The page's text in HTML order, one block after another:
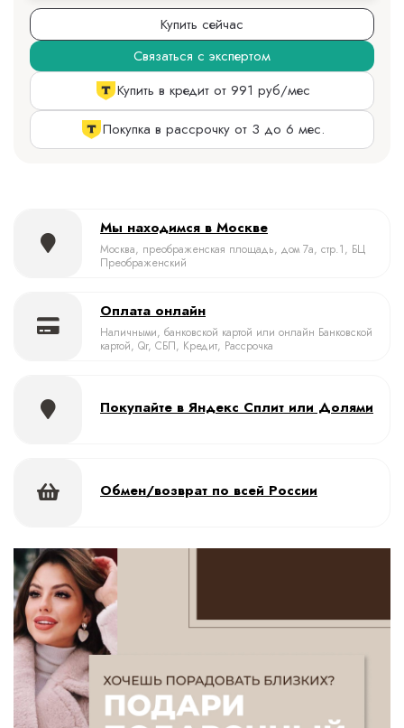
Купить сейчас
Связаться с экспертом
Купить в кредит от 991 руб/мес
Покупка в рассрочку от 3 до 6 мес.
Мы находимся в Москве
Москва, преображенская площадь, дом 7а, стр.1, БЦ
Преображенский
Оплата онлайн
Наличными, банковской картой или онлайн Банковской
картой, Qr, СБП, Кредит, Рассрочка
Покупайте в Яндекс Сплит или Долями
Обмен/возврат по всей России